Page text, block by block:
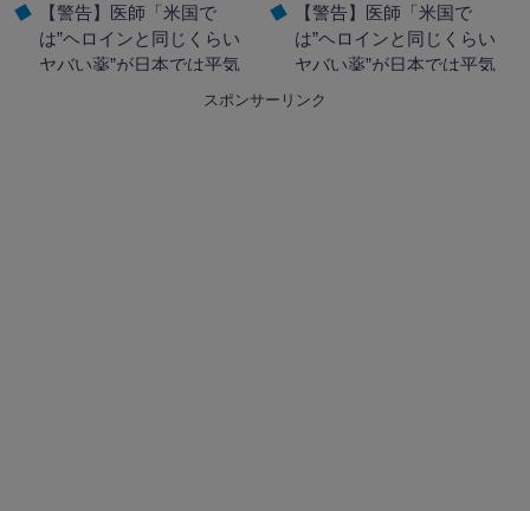
【警告】医師「米国で
は”ヘロインと同じくらい
ヤバい薬”が日本では平気
NEW!
【警告】医師「米国で
は”ヘロインと同じくらい
ヤバい薬”が日本では平気
で処方されてる」
スポンサーリンク